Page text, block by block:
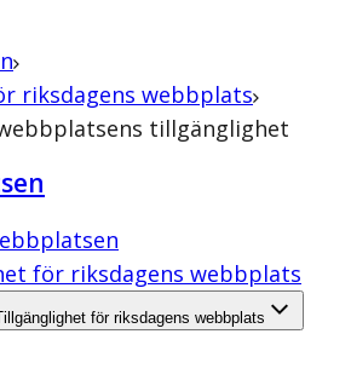
riksdagens webbplats
tillgänglighet
för riksdagens webbplats
för riksdagens webbplats